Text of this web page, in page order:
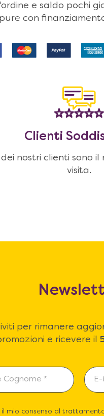
e saldo pochi
con
Clienti
dei nostri clienti sono
visita.
per rimanere
e ricevere il
il mio consenso al